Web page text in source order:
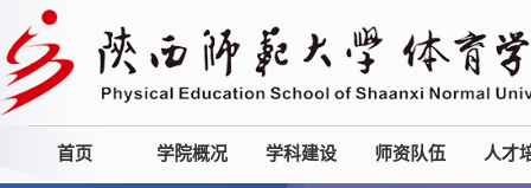
首页 学院概况 学科建设 师资队伍 人才